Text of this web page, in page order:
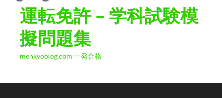
運転免許 – 学科試験模
擬問題集
menkyoblog.com 一発合格